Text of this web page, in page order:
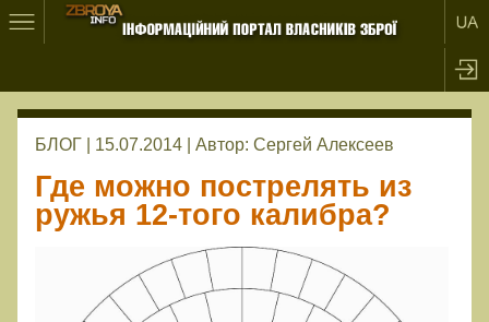
БЛОГ | 15.07.2014 | Автор: Сергей Алексеев
Где можно пострелять из
ружья 12-того калибра?